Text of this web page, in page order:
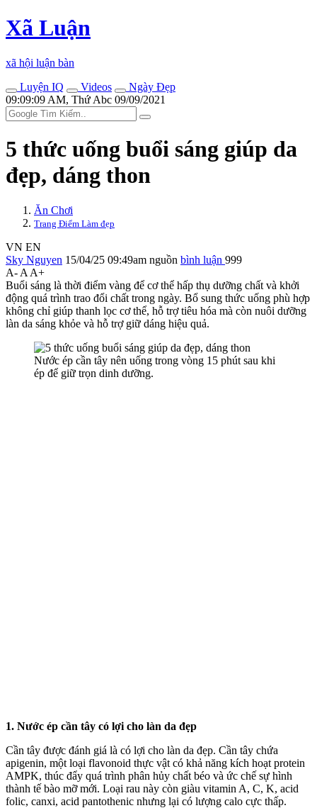
Xã Luận
xã hội luận bàn
Luyện IQ
Videos
Ngày Đẹp
09:09:09 AM, Thứ Abc 09/09/2021
5 thức uống buổi sáng giúp da
đẹp, dáng thon
Ăn Chơi
Trang Điểm Làm đẹp
VN EN
Sky Nguyen 15/04/25 09:49am nguồn bình luận 999
A- A A+
Buổi sáng là thời điểm vàng để c‌ơ th‌ể hấp thụ dưỡng chất và khởi
động quá trình trao đổi chất trong ngày. Bổ sung thức uống phù hợp
không chỉ giúp thanh lọc c‌ơ th‌ể, hỗ trợ tiêu hóa mà còn nuôi dưỡng
làn da sáng khỏe và hỗ trợ giữ dáng hiệu quả.
Nước ép cần tây nên uống trong vòng 15 phút sau khi
ép để giữ trọn dinh dưỡng.
1. Nước ép cần tây có lợi cho làn da đẹp
Cần tây được đánh giá là có lợi cho làn da đẹp. Cần tây chứa
apigenin, một loại flavonoid thực vật có khả năng kích hoạt protein
AMPK, thúc đẩy quá trình phân hủy chất béo và ức chế sự hình
thành tế bào mỡ mới. Loại rau này còn giàu vitamin A, C, K, acid
folic, canxi, acid pantothenic nhưng lại có lượng calo cực thấp.